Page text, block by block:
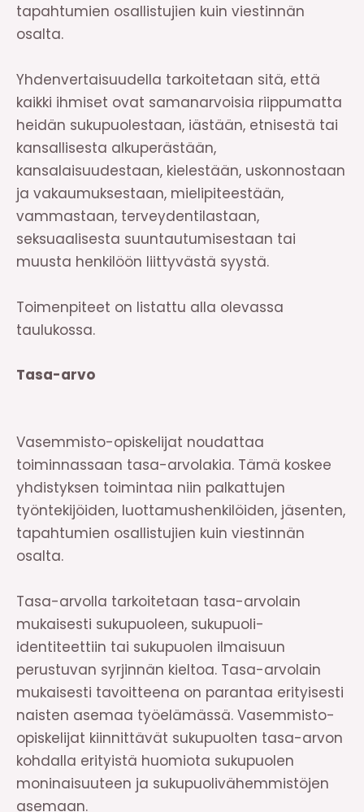
tapahtumien osallistujien kuin viestinnän
osalta.
Yhdenvertaisuudella tarkoitetaan sitä, että
kaikki ihmiset ovat samanarvoisia riippumatta
heidän sukupuolestaan, iästään, etnisestä tai
kansallisesta alkuperästään,
kansalaisuudestaan, kielestään, uskonnostaan
ja vakaumuksestaan, mielipiteestään,
vammastaan, terveydentilastaan,
seksuaalisesta suuntautumisestaan tai
muusta henkilöön liittyvästä syystä.
Toimenpiteet on listattu alla olevassa
taulukossa.
Tasa-arvo
Vasemmisto-opiskelijat noudattaa
toiminnassaan tasa-arvolakia. Tämä koskee
yhdistyksen toimintaa niin palkattujen
työntekijöiden, luottamushenkilöiden, jäsenten,
tapahtumien osallistujien kuin viestinnän
osalta.
Tasa-arvolla tarkoitetaan tasa-arvolain
mukaisesti sukupuoleen, sukupuoli-
identiteettiin tai sukupuolen ilmaisuun
perustuvan syrjinnän kieltoa. Tasa-arvolain
mukaisesti tavoitteena on parantaa erityisesti
naisten asemaa työelämässä. Vasemmisto-
opiskelijat kiinnittävät sukupuolten tasa-arvon
kohdalla erityistä huomiota sukupuolen
moninaisuuteen ja sukupuolivähemmistöjen
asemaan.